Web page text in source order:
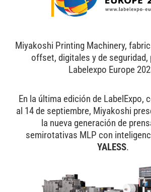
Miyakoshi Printing Machinery,
offset, digitales y de seguridad,
Labelexpo Europe
En la última edición de LabelExpo,
al 14 de septiembre, Miyakoshi
la nueva generación de
semirotativas MLP con
YALESS.